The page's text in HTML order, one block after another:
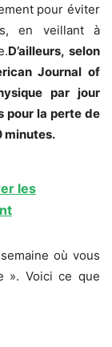
pour éviter
en veillant à
D’ailleurs, selon
Journal of
par jour
pour la perte de
minutes.
les
où vous
». Voici ce que